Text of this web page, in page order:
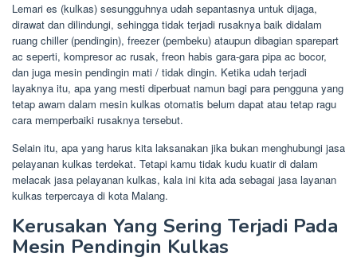
Lemari es (kulkas) sesungguhnya udah sepantasnya untuk dijaga,
dirawat dan dilindungi, sehingga tidak terjadi rusaknya baik didalam
ruang chiller (pendingin), freezer (pembeku) ataupun dibagian sparepart
ac seperti, kompresor ac rusak, freon habis gara-gara pipa ac bocor,
dan juga mesin pendingin mati / tidak dingin. Ketika udah terjadi
layaknya itu, apa yang mesti diperbuat namun bagi para pengguna yang
tetap awam dalam mesin kulkas otomatis belum dapat atau tetap ragu
cara memperbaiki rusaknya tersebut.
Selain itu, apa yang harus kita laksanakan jika bukan menghubungi jasa
pelayanan kulkas terdekat. Tetapi kamu tidak kudu kuatir di dalam
melacak jasa pelayanan kulkas, kala ini kita ada sebagai jasa layanan
kulkas terpercaya di kota Malang.
Kerusakan Yang Sering Terjadi Pada
Mesin Pendingin Kulkas